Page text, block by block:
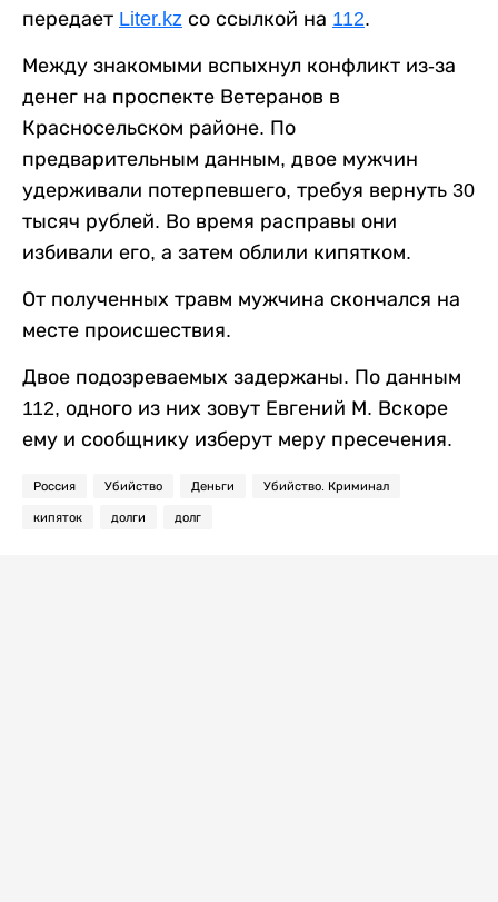
передает Liter.kz со ссылкой на 112.
Между знакомыми вспыхнул конфликт из-за
денег на проспекте Ветеранов в
Красносельском районе. По
предварительным данным, двое мужчин
удерживали потерпевшего, требуя вернуть 30
тысяч рублей. Во время расправы они
избивали его, а затем облили кипятком.
От полученных травм мужчина скончался на
месте происшествия.
Двое подозреваемых задержаны. По данным
112, одного из них зовут Евгений М. Вскоре
ему и сообщнику изберут меру пресечения.
Россия Убийство Деньги Убийство. Криминал
кипяток долги долг